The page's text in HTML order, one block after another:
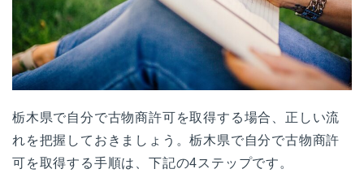
栃木県で自分で古物商許可を取得する場合、正しい流
れを把握しておきましょう。栃木県で自分で古物商許
可を取得する手順は、下記の4ステップです。